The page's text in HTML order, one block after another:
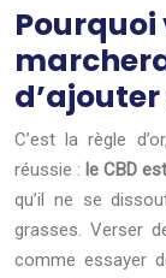
C’est la règle
réussie : le CBD
qu’il ne se
grasses. Verser
comme essayer